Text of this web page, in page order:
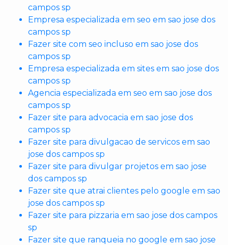
campos sp
Empresa especializada em seo em sao jose dos
campos sp
Fazer site com seo incluso em sao jose dos
campos sp
Empresa especializada em sites em sao jose dos
campos sp
Agencia especializada em seo em sao jose dos
campos sp
Fazer site para advocacia em sao jose dos
campos sp
Fazer site para divulgacao de servicos em sao
jose dos campos sp
Fazer site para divulgar projetos em sao jose
dos campos sp
Fazer site que atrai clientes pelo google em sao
jose dos campos sp
Fazer site para pizzaria em sao jose dos campos
sp
Fazer site que ranqueia no google em sao jose